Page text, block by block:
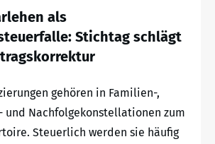
als
Stichtag schlägt
gehören in Familien-,
und Nachfolgekonstellationen zum
Steuerlich werden sie häufig